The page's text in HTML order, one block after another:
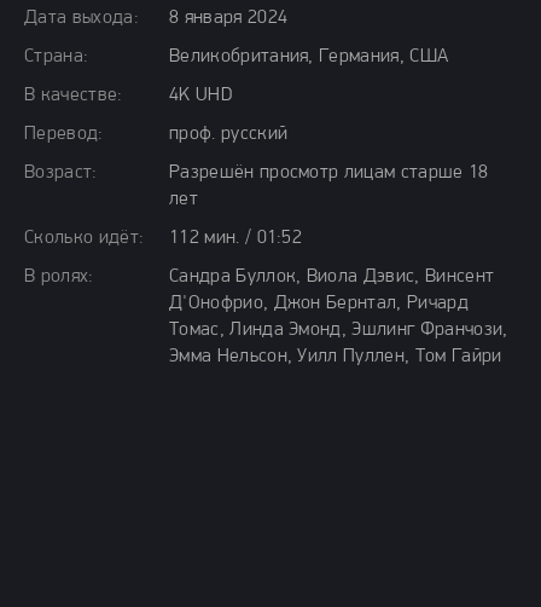
Дата выхода:
8 января 2024
Страна:
Великобритания, Германия, США
В качестве:
4K UHD
Перевод:
проф. русский
Возраст:
Разрешён просмотр лицам старше 18
лет
Сколько идёт:
112 мин. / 01:52
В ролях:
Сандра Буллок, Виола Дэвис, Винсент
Д'Онофрио, Джон Бернтал, Ричард
Томас, Линда Эмонд, Эшлинг Франчози,
Эмма Нельсон, Уилл Пуллен, Том Гайри